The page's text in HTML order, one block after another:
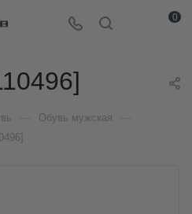
0
Обувь мужская